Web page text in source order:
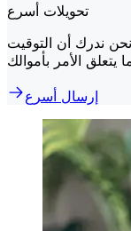
تحويلات أسرع
ندرك أن التوقيت
إرسال أسرع